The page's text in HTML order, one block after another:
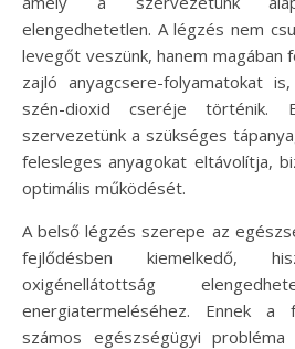
elengedhetetlen. A légzés nem
levegőt veszünk, hanem magában
zajló anyagcsere-folyamatokat
szén-dioxid cseréje
szervezetünk a szükséges
felesleges anyagokat eltávolítja,
optimális működését.
A belső légzés szerepe az
fejlődésben kiemelkedő,
oxigénellátottság
energiatermeléséhez. Ennek a
számos egészségügyi